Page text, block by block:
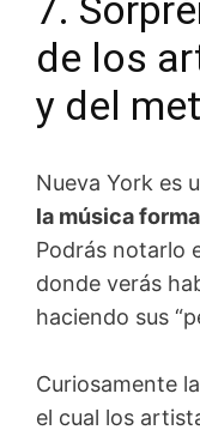
de los
y del
Nueva York es
la música
Podrás notarlo
donde verás
haciendo sus
Curiosamente
el cual los